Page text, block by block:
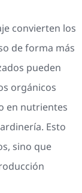
convierten los
de forma más
pueden
orgánicos
en nutrientes
Esto
sino que